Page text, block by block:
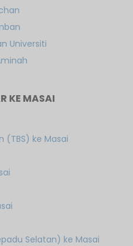
Universiti
KE MASAI
(TBS) ke Masai
Selatan) ke Masai